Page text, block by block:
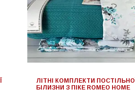
ЛІТНІ КОМПЛЕКТИ ПОСТІЛЬНОЇ
БІЛИЗНИ З ПІКЕ ROMEO HOME